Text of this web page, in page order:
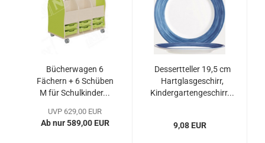
Bücherwagen 6
Fächern + 6 Schüben
M für Schulkinder...
UVP 629,00 EUR
Ab nur 589,00 EUR
Dessertteller 19,5 cm
Hartglasgeschirr,
Kindergartengeschirr...
9,08 EUR